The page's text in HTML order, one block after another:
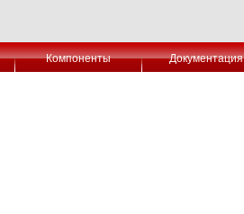
Компоненты Документация